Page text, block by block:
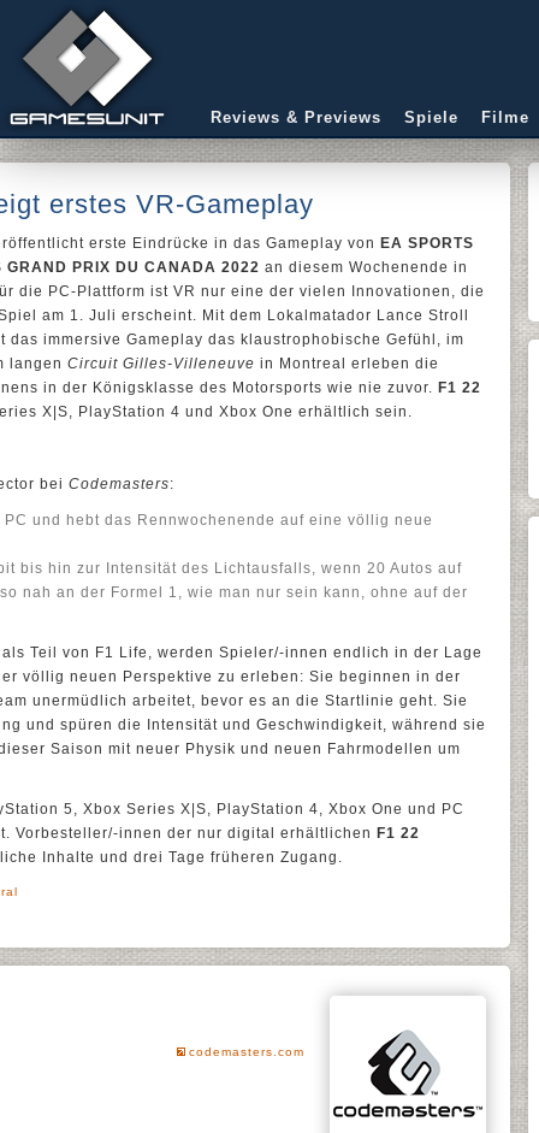
Reviews & Previews Spiele Filme
erstes VR-Gameplay
erste Eindrücke in das Gameplay von EA SPORTS
GRAND PRIX DU CANADA 2022 an diesem Wochenende in
die PC-Plattform ist VR nur eine der vielen Innovationen, die
am 1. Juli erscheint. Mit dem Lokalmatador Lance Stroll
das immersive Gameplay das klaustrophobische Gefühl, im
langen Circuit Gilles-Villeneuve in Montreal erleben die
in der Königsklasse des Motorsports wie nie zuvor. F1 22
X|S, PlayStation 4 und Xbox One erhältlich sein.
bei Codemasters:
und hebt das Rennwochenende auf eine völlig neue
bis hin zur Intensität des Lichtausfalls, wenn 20 Autos auf
nah an der Formel 1, wie man nur sein kann, ohne auf der
Teil von F1 Life, werden Spieler/-innen endlich in der Lage
völlig neuen Perspektive zu erleben: Sie beginnen in der
unermüdlich arbeitet, bevor es an die Startlinie geht. Sie
und spüren die Intensität und Geschwindigkeit, während sie
Saison mit neuer Physik und neuen Fahrmodellen um
5, Xbox Series X|S, PlayStation 4, Xbox One und PC
Vorbesteller/-innen der nur digital erhältlichen F1 22
Inhalte und drei Tage früheren Zugang.
codemasters.com